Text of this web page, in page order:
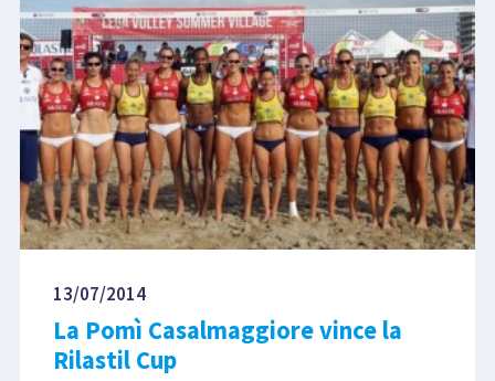
13/07/2014
La Pomì Casalmaggiore vince la
Rilastil Cup